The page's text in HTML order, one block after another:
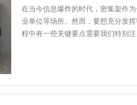
在当今信息爆炸的时代，密集架作
业单位等场所。然而，要想充分发
程中有一些关键要点需要我们特别